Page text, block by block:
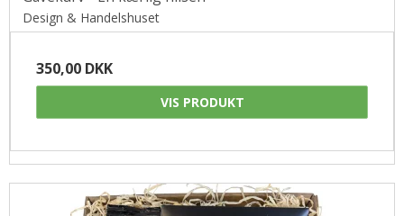
Design & Handelshuset
350,00 DKK
VIS PRODUKT